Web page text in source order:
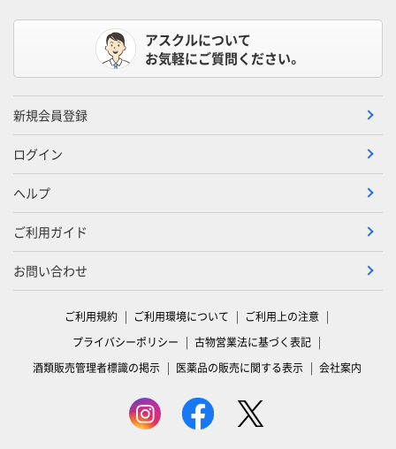
アスクルについて
お気軽にご質問ください。
新規会員登録
ログイン
ヘルプ
ご利用ガイド
お問い合わせ
ご利用規約 ご利用環境について
ご利用上の注意
プライバシーポリシー
古物営業法に基づく表記
酒類販売管理者標識の掲示
医薬品の販売に関する表示 会社案内